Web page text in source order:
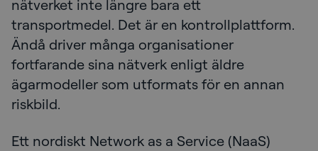
nätverket inte längre bara ett
transportmedel. Det är en kontrollplattform.
Ändå driver många organisationer
fortfarande sina nätverk enligt äldre
ägarmodeller som utformats för en annan
riskbild.
Ett nordiskt Network as a Service (NaaS)